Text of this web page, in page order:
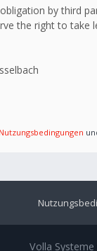
by third
the right to
Nutzungsbedingungen
Volla